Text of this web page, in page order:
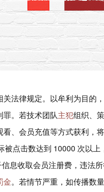
关法律规定。以牟利为目的
。若技术团队主犯组织、
、会员充值等方式获利，
被点击数达到 10000 次以
息收取会员注册费，违法
金。若情节严重，如传播数